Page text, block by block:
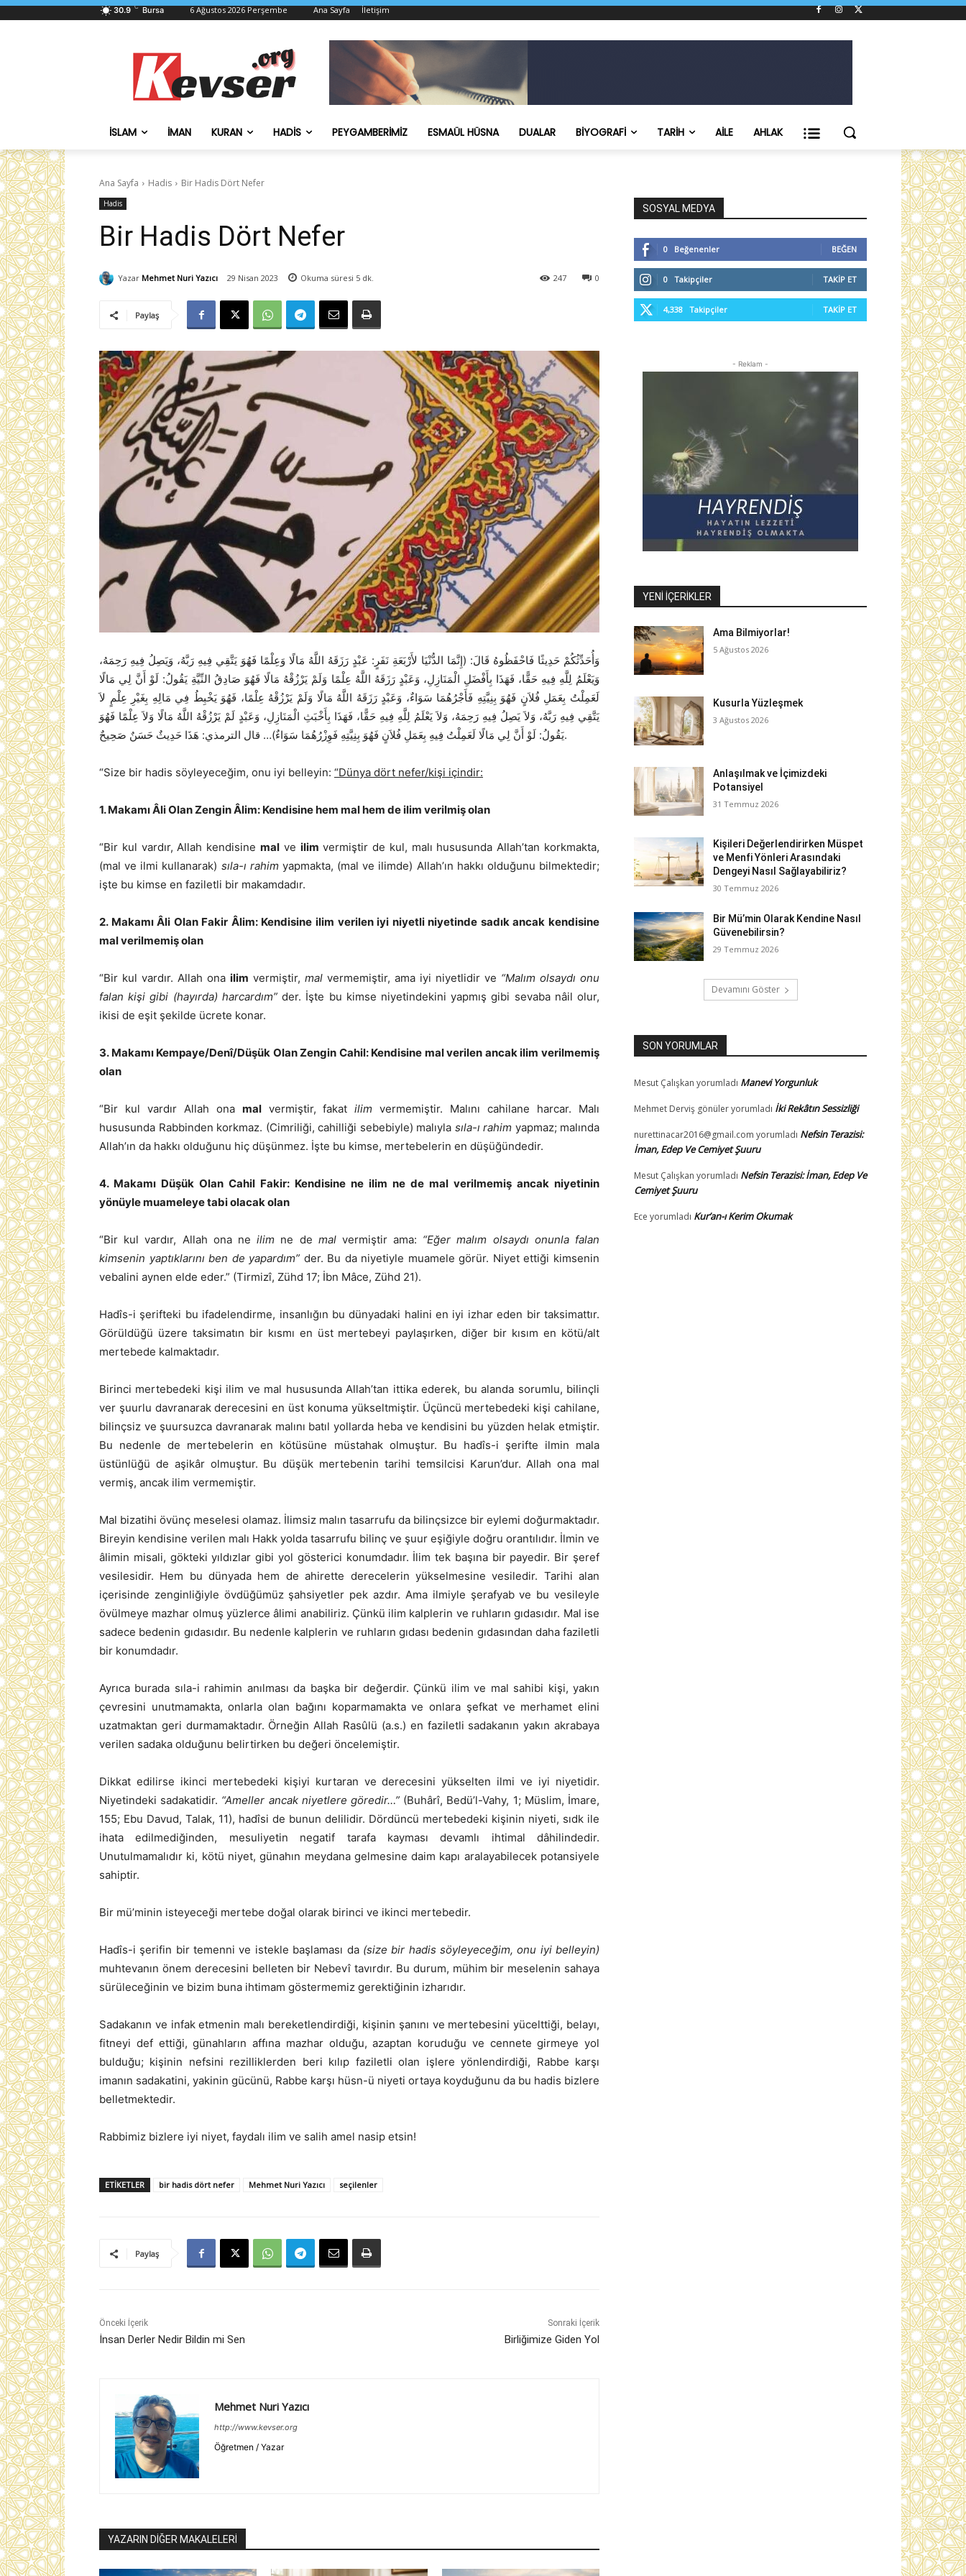
30.9 C Bursa 6 Ağustos 2026 Perşembe Ana Sayfa İletişim
İSLAM İMAN KURAN HADIS PEYGAMBERIMIZ ESMAÜL HÜSNA DUALAR BIYOGRAFI TARIH AILE AHLAK
Ana Sayfa Hadis Bir Hadis Dört Nefer
Hadis
Bir Hadis Dört Nefer
Yazar Mehmet Nuri Yazıcı 29 Nisan 2023 Okuma süresi 5 dk. 0
247
Paylaş
وَأُحَدِّثُكُمْ حَدِيثًا فَاحْفَظُوهُ قَالَ: (إِنَّمَا الدُّنْيَا لأَرْبَعَةِ نَفَرٍ: عَبْدٍ رَزَقَهُ اللَّهُ مَالًا وَعِلْمًا فَهُوَ يَتَّقِي فِيهِ رَبَّهُ، وَيَصِلُ فِيهِ رَحِمَهُ،
وَيَعْلَمُ لِلَّهِ فِيهِ حَقًّا، فَهَذَا بِأَفْضَلِ الْمَنَازِلِ، وَعَبْدٍ رَزَقَهُ اللَّهُ عِلْمًا وَلَمْ يَرْزُقْهُ مَالًا فَهُوَ صَادِقُ النِّيَّةِ يَقُولُ: لَوْ أَنَّ لِي مَالًا
لَعَمِلْتُ بِعَمَلِ فُلاَنٍ فَهُوَ بِنِيَّتِهِ فَأَجْرُهُمَا سَوَاءٌ، وَعَبْدٍ رَزَقَهُ اللَّهُ مَالًا وَلَمْ يَرْزُقْهُ عِلْمًا، فَهُوَ يَخْبِطُ فِي مَالِهِ بِغَيْرِ عِلْمٍ لاَ
يَتَّقِي فِيهِ رَبَّهُ، وَلاَ يَصِلُ فِيهِ رَحِمَهُ، وَلاَ يَعْلَمُ لِلَّهِ فِيهِ حَقًّا، فَهَذَا بِأَخْبَثِ الْمَنَازِلِ، وَعَبْدٍ لَمْ يَرْزُقْهُ اللَّهُ مَالًا وَلاَ عِلْمًا فَهُوَ
يَقُولُ: لَوْ أَنَّ لِي مَالًا لَعَمِلْتُ فِيهِ بِعَمَلِ فُلاَنٍ فَهُوَ بِنِيَّتِهِ فَوِزْرُهُمَا سَوَاءٌ)… قال الترمذي: هَذَا حَدِيثٌ حَسَنٌ صَحِيحٌ.
“Size bir hadis söyleyeceğim, onu iyi belleyin: “Dünya dört nefer/kişi içindir:
1. Makamı Âli Olan Zengin Âlim: Kendisine hem mal hem de ilim verilmiş olan
“Bir kul vardır, Allah kendisine malve ilim vermiştir de kul, malı hususunda Allah’tan korkmakta,
(mal ve ilmi kullanarak) sıla-ı rahimyapmakta, (mal ve ilimde) Allah’ın hakkı olduğunu bilmektedir;
işte bu kimse en faziletli bir makamdadır.
2. Makamı Âli Olan Fakir Âlim: Kendisine ilim verilen iyi niyetli niyetinde sadık ancak kendisine
mal verilmemiş olan
“Bir kul vardır. Allah ona ilim vermiştir, mal vermemiştir, ama iyi niyetlidir ve “Malım olsaydı onu
falan kişi gibi (hayırda) harcardım”der. İşte bu kimse niyetindekini yapmış gibi sevaba nâil olur,
ikisi de eşit şekilde ücrete konar.
3. Makamı Kempaye/Denî/Düşük Olan Zengin Cahil: Kendisine mal verilen ancak ilim verilmemiş
olan
“Bir kul vardır Allah ona malvermiştir, fakatilim vermemiştir. Malını cahilane harcar. Malı
hususunda Rabbinden korkmaz. (Cimriliği, cahilliği sebebiyle) malıyla sıla-ı rahim yapmaz; malında
Allah’ın da hakkı olduğunu hiç düşünmez. İşte bu kimse, mertebelerin en düşüğündedir.
4. Makamı Düşük Olan Cahil Fakir: Kendisine ne ilim ne de mal verilmemiş ancak niyetinin
yönüyle muameleye tabi olacak olan
“Bir kul vardır, Allah ona neilim ne de malvermiştir ama: “Eğer malım olsaydı onunla falan
kimsenin yaptıklarını ben de yapardım” der. Bu da niyetiyle muamele görür. Niyet ettiği kimsenin
vebalini aynen elde eder.” (Tirmizî, Zühd 17; İbn Mâce, Zühd 21).
Hadîs-i şerifteki bu ifadelendirme, insanlığın bu dünyadaki halini en iyi izhar eden bir taksimattır.
Görüldüğü üzere taksimatın bir kısmı en üst mertebeyi paylaşırken, diğer bir kısım en kötü/alt
mertebede kalmaktadır.
Birinci mertebedeki kişi ilim ve mal hususunda Allah’tan ittika ederek, bu alanda sorumlu, bilinçli
ver şuurlu davranarak derecesini en üst konuma yükseltmiştir. Üçüncü mertebedeki kişi cahilane,
bilinçsiz ve şuursuzca davranarak malını batıl yollarda heba ve kendisini bu yüzden helak etmiştir.
Bu nedenle de mertebelerin en kötüsüne müstahak olmuştur. Bu hadîs-i şerifte ilmin mala
üstünlüğü de aşikâr olmuştur. Bu düşük mertebenin tarihi temsilcisi Karun’dur. Allah ona mal
vermiş, ancak ilim vermemiştir.
Mal bizatihi övünç meselesi olamaz. İlimsiz malın tasarrufu da bilinçsizce bir eylemi doğurmaktadır.
Bireyin kendisine verilen malı Hakk yolda tasarrufu bilinç ve şuur eşiğiyle doğru orantılıdır. İlmin ve
âlimin misali, gökteki yıldızlar gibi yol gösterici konumdadır. İlim tek başına bir payedir. Bir şeref
vesilesidir. Hem bu dünyada hem de ahirette derecelerin yükselmesine vesiledir. Tarihi alan
içerisinde zenginliğiyle övdüğümüz şahsiyetler pek azdır. Ama ilmiyle şerafyab ve bu vesileyle
övülmeye mazhar olmuş yüzlerce âlimi anabiliriz. Çünkü ilim kalplerin ve ruhların gıdasıdır. Mal ise
sadece bedenin gıdasıdır. Bu nedenle kalplerin ve ruhların gıdası bedenin gıdasından daha faziletli
bir konumdadır.
Ayrıca burada sıla-i rahimin anılması da başka bir değerdir. Çünkü ilim ve mal sahibi kişi, yakın
çevresini unutmamakta, onlarla olan bağını koparmamakta ve onlara şefkat ve merhamet elini
uzatmaktan geri durmamaktadır. Örneğin Allah Rasûlü (a.s.) en faziletli sadakanın yakın akrabaya
verilen sadaka olduğunu belirtirken bu değeri öncelemiştir.
Dikkat edilirse ikinci mertebedeki kişiyi kurtaran ve derecesini yükselten ilmi ve iyi niyetidir.
Niyetindeki sadakatidir. “Ameller ancak niyetlere göredir…” (Buhârî, Bedü’l-Vahy, 1; Müslim, İmare,
155; Ebu Davud, Talak, 11), hadîsi de bunun delilidir. Dördüncü mertebedeki kişinin niyeti, sıdk ile
ihata edilmediğinden, mesuliyetin negatif tarafa kayması devamlı ihtimal dâhilindedir.
Unutulmamalıdır ki, kötü niyet, günahın meydana gelmesine daim kapı aralayabilecek potansiyele
sahiptir.
Bir mü’minin isteyeceği mertebe doğal olarak birinci ve ikinci mertebedir.
Hadîs-i şerifin bir temenni ve istekle başlaması da (size bir hadis söyleyeceğim, onu iyi belleyin)
muhtevanın önem derecesini belleten bir Nebevî tavırdır. Bu durum, mühim bir meselenin sahaya
sürüleceğinin ve bizim buna ihtimam göstermemiz gerektiğinin izharıdır.
Sadakanın ve infak etmenin malı bereketlendirdiği, kişinin şanını ve mertebesini yücelttiği, belayı,
fitneyi def ettiği, günahların affına mazhar olduğu, azaptan koruduğu ve cennete girmeye yol
bulduğu; kişinin nefsini rezilliklerden beri kılıp faziletli olan işlere yönlendirdiği, Rabbe karşı
imanın sadakatini, yakinin gücünü, Rabbe karşı hüsn-ü niyeti ortaya koyduğunu da bu hadis bizlere
belletmektedir.
Rabbimiz bizlere iyi niyet, faydalı ilim ve salih amel nasip etsin!
ETIKETLER bir hadis dört nefer Mehmet Nuri Yazıcı seçilenler
Paylaş
Önceki İçerik
İnsan Derler Nedir Bildin mi Sen
Sonraki İçerik
Birliğimize Giden Yol
Mehmet Nuri Yazıcı
http://www.kevser.org
Öğretmen / Yazar
YAZARIN DİĞER MAKALELERİ
SOSYAL MEDYA
0 Beğenenler BEĞEN
0 Takipçiler TAKIP ET
4,338 Takipçiler TAKIP ET
- Reklam -
YENI İÇERIKLER
Ama Bilmiyorlar!
5 Ağustos 2026
Kusurla Yüzleşmek
3 Ağustos 2026
Anlaşılmak ve İçimizdeki
Potansiyel
31 Temmuz 2026
Kişileri Değerlendirirken Müspet
ve Menfi Yönleri Arasındaki
Dengeyi Nasıl Sağlayabiliriz?
30 Temmuz 2026
Bir Mü’min Olarak Kendine Nasıl
Güvenebilirsin?
29 Temmuz 2026
Devamını Göster
SON YORUMLAR
Mesut Çalışkan yorumladı Manevi Yorgunluk
Mehmet Derviş gönüleryorumladı İki Rekâtın Sessizliği
nurettinacar2016@gmail.com yorumladı Nefsin Terazisi:
İman, Edep Ve Cemiyet Şuuru
Mesut Çalışkan yorumladı Nefsin Terazisi: İman, Edep Ve
Cemiyet Şuuru
Ece yorumladı Kur’an-ı Kerim Okumak